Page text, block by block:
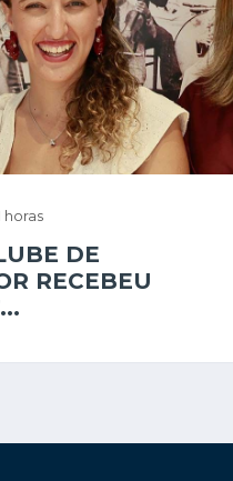
horas
DE
RECEBEU